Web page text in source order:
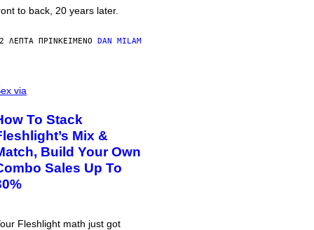
to back, 20 years later.
ΛΕΠΤΆ ΠΡΙΝΚΕΊΜΕΝΟ DAN MILAM
via
To Stack
Mix &
Build Your Own
Sales Up To
Fleshlight math just got